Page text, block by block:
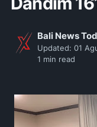
Bali News
Updated: 01
1 min read